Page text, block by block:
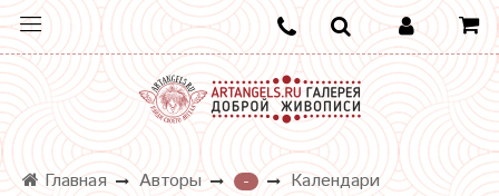
Главная Авторы - Календари